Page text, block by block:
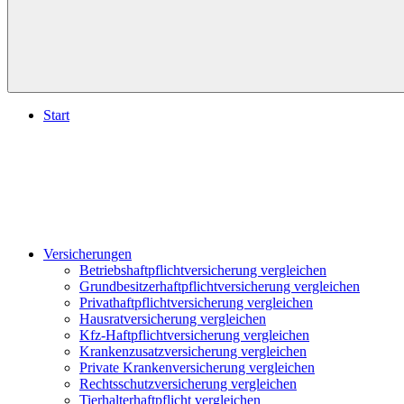
Start
Versicherungen
Betriebshaftpflichtversicherung vergleichen
Grundbesitzerhaftpflichtversicherung vergleichen
Privathaftpflichtversicherung vergleichen
Hausratversicherung vergleichen
Kfz-Haftpflichtversicherung vergleichen
Krankenzusatzversicherung vergleichen
Private Krankenversicherung vergleichen
Rechtsschutzversicherung vergleichen
Tierhalterhaftpflicht vergleichen